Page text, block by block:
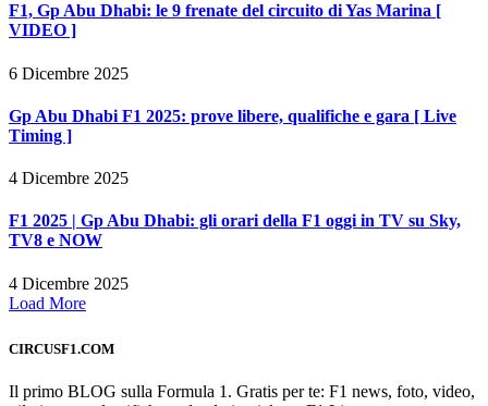
F1, Gp Abu Dhabi: le 9 frenate del circuito di Yas Marina [
VIDEO ]
6 Dicembre 2025
Gp Abu Dhabi F1 2025: prove libere, qualifiche e gara [ Live
Timing ]
4 Dicembre 2025
F1 2025 | Gp Abu Dhabi: gli orari della F1 oggi in TV su Sky,
TV8 e NOW
4 Dicembre 2025
Load More
CIRCUSF1.COM
Il primo BLOG sulla Formula 1. Gratis per te: F1 news, foto, video,